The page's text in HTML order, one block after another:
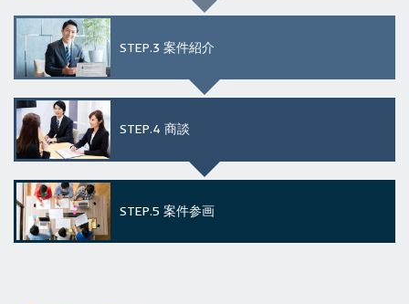
STEP.3 案件紹介
STEP.4 商談
STEP.5 案件参画